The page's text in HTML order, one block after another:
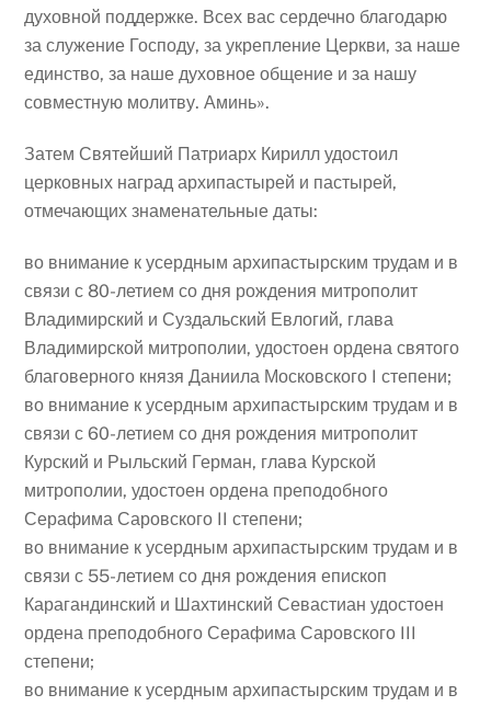
духовной поддержке. Всех вас сердечно благодарю
за служение Господу, за укрепление Церкви, за наше
единство, за наше духовное общение и за нашу
совместную молитву. Аминь».
Затем Святейший Патриарх Кирилл удостоил
церковных наград архипастырей и пастырей,
отмечающих знаменательные даты:
во внимание к усердным архипастырским трудам и в
связи с 80-летием со дня рождения митрополит
Владимирский и Суздальский Евлогий, глава
Владимирской митрополии, удостоен ордена святого
благоверного князя Даниила Московского I степени;
во внимание к усердным архипастырским трудам и в
связи с 60-летием со дня рождения митрополит
Курский и Рыльский Герман, глава Курской
митрополии, удостоен ордена преподобного
Серафима Саровского II степени;
во внимание к усердным архипастырским трудам и в
связи с 55-летием со дня рождения епископ
Карагандинский и Шахтинский Севастиан удостоен
ордена преподобного Серафима Саровского III
степени;
во внимание к усердным архипастырским трудам и в